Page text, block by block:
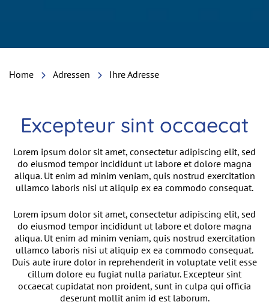
Home Adressen Ihre Adresse
Einleitung
Excepteur sint occaecat
Lorem ipsum dolor sit amet, consectetur adipiscing elit, sed
do eiusmod tempor incididunt ut labore et dolore magna
aliqua. Ut enim ad minim veniam, quis nostrud exercitation
ullamco laboris nisi ut aliquip ex ea commodo consequat.
Inhalt
Lorem ipsum dolor sit amet, consectetur adipiscing elit, sed
do eiusmod tempor incididunt ut labore et dolore magna
aliqua. Ut enim ad minim veniam, quis nostrud exercitation
ullamco laboris nisi ut aliquip ex ea commodo consequat.
Duis aute irure dolor in reprehenderit in voluptate velit esse
cillum dolore eu fugiat nulla pariatur. Excepteur sint
occaecat cupidatat non proident, sunt in culpa qui officia
deserunt mollit anim id est laborum.